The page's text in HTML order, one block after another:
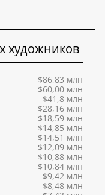
художников
$86,83 млн
$60,00 млн
$41,8 млн
$28,16 млн
$18,59 млн
$14,85 млн
$14,51 млн
$12,09 млн
$10,88 млн
$10,84 млн
$9,42 млн
$8,48 млн